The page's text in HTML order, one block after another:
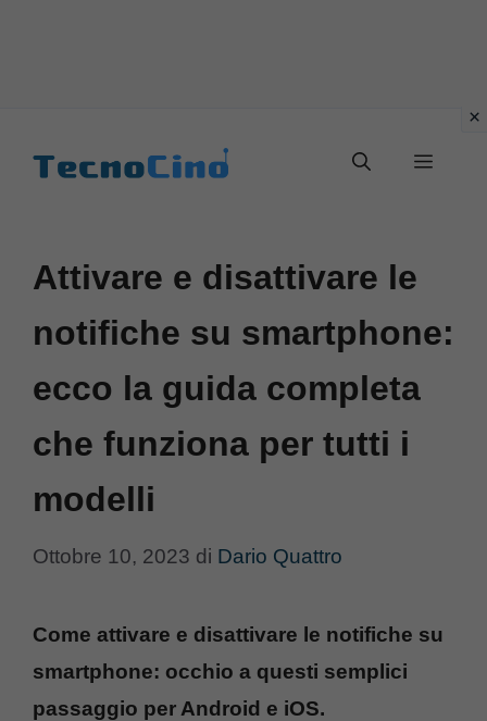
Menu
Attivare e disattivare le
notifiche su smartphone:
ecco la guida completa
che funziona per tutti i
modelli
Ottobre 10, 2023 di Dario Quattro
Come attivare e disattivare le notifiche su
smartphone: occhio a questi semplici
passaggio per Android e iOS.